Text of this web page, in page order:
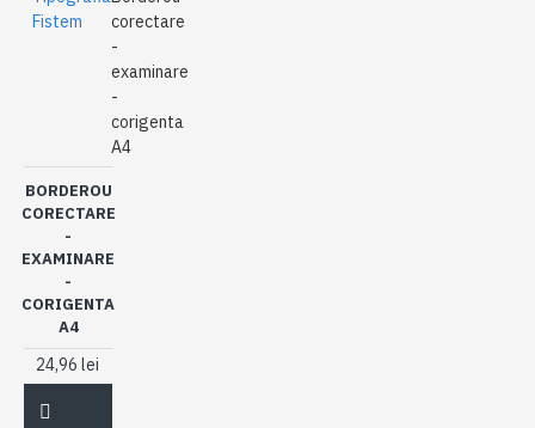
Fistem
corectare
-
examinare
-
corigenta
A4
BORDEROU
CORECTARE
-
EXAMINARE
-
CORIGENTA
A4
24,96 lei